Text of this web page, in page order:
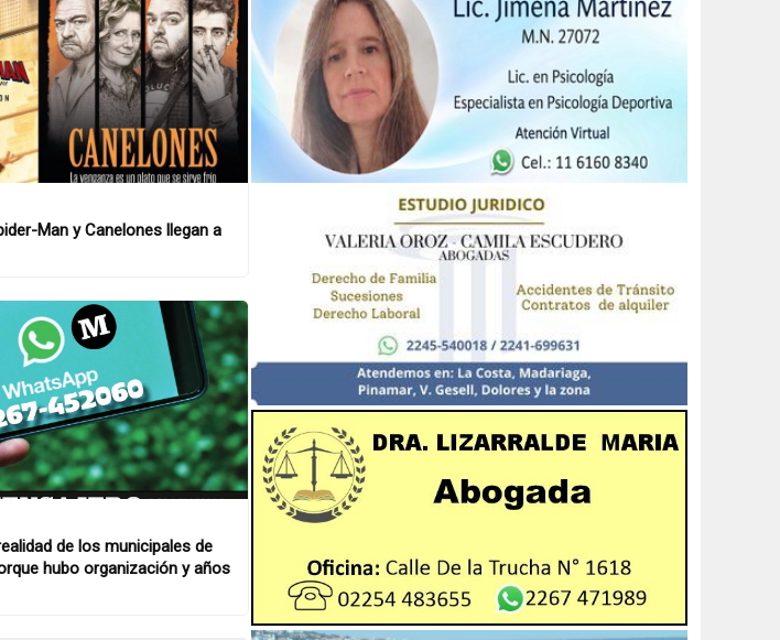
Man y Canelones llegan a
de los municipales de
hubo organización y años